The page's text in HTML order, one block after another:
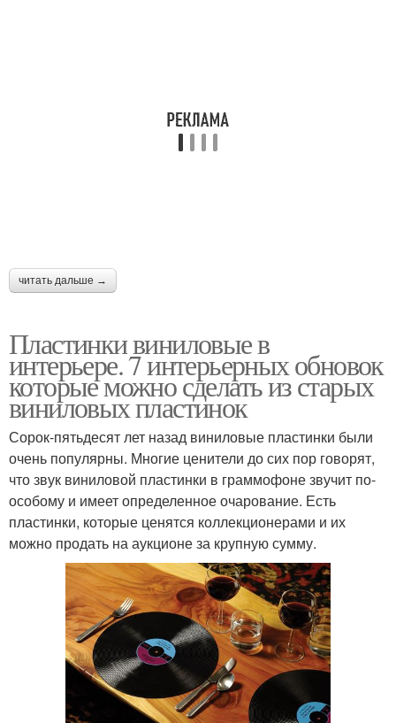
читать дальше →
Пластинки виниловые в
интерьере. 7 интерьерных обновок
которые можно сделать из старых
виниловых пластинок
Сорок-пятьдесят лет назад виниловые пластинки были
очень популярны. Многие ценители до сих пор говорят,
что звук виниловой пластинки в граммофоне звучит по-
особому и имеет определенное очарование. Есть
пластинки, которые ценятся коллекционерами и их
можно продать на аукционе за крупную сумму.